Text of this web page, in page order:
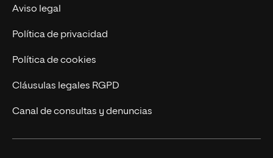
Actualidad UNIR
Contáctanos
Aviso legal
Política de privacidad
Política de cookies
Cláusulas legales RGPD
Canal de consultas y denuncias